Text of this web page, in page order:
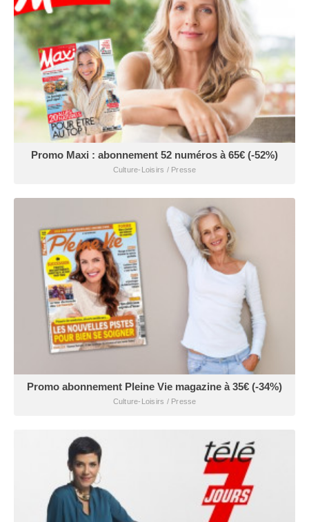
Promo Maxi : abonnement 52 numéros à 65€ (-52%)
Culture-Loisirs / Presse
Promo abonnement Pleine Vie magazine à 35€ (-34%)
Culture-Loisirs / Presse